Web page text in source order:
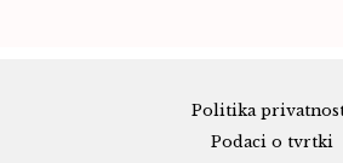
Politika
Podaci o tvrtki